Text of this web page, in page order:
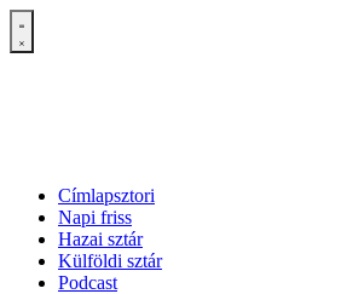
Címlapsztori
Napi friss
Hazai sztár
Külföldi sztár
Podcast